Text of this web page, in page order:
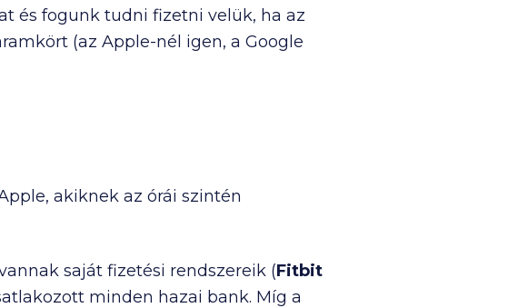
és fogunk tudni fizetni velük, ha az
(az Apple-nél igen, a Google
akiknek az órái szintén
saját fizetési rendszereik (Fitbit
minden hazai bank. Míg a